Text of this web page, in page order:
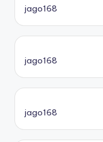
jago168
jago168
jago168